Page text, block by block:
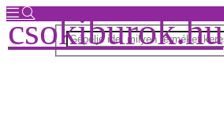
csokiburok.hu